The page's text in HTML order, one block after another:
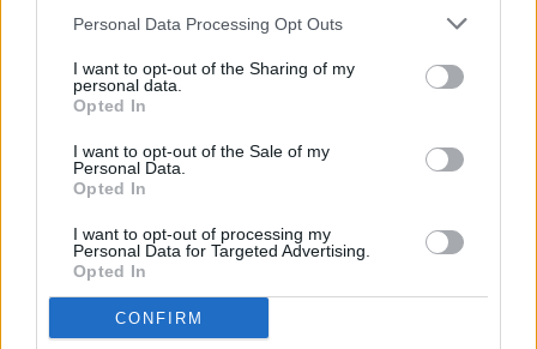
Personal Data Processing Opt Outs
I want to opt-out of the Sharing of my
personal data.
Opted In
I want to opt-out of the Sale of my
Personal Data.
Opted In
I want to opt-out of processing my
Personal Data for Targeted Advertising.
Opted In
CONFIRM